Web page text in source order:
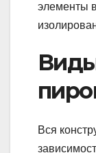
элементы
Вся